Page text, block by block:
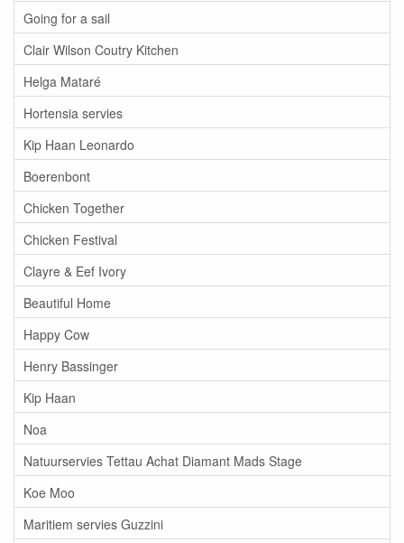
Going for a sail
Clair Wilson Coutry Kitchen
Helga Mataré
Hortensia servies
Kip Haan Leonardo
Boerenbont
Chicken Together
Chicken Festival
Clayre & Eef Ivory
Beautiful Home
Happy Cow
Henry Bassinger
Kip Haan
Noa
Natuurservies Tettau Achat Diamant Mads Stage
Koe Moo
Maritiem servies Guzzini